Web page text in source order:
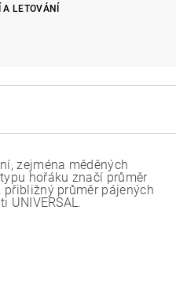
A LETOVÁNÍ
zejména měděných
hořáku značí průměr
průměr pájených
UNIVERSAL.